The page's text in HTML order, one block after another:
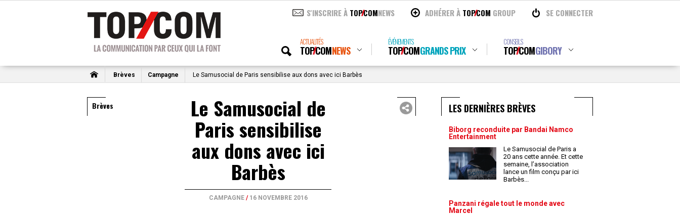
S'INSCRIRE À TOPCOMNEWS ADHÉRER À TOPCOM GROUP SE CONNECTER
ACTUALITÉS
TOPCOMNEWS
ÉVÉNEMENTS
TOPCOMGRANDS PRIX
CONSEILS
TOPCOMGIBORY
Brèves Campagne Le Samusocial de Paris sensibilise aux dons avec ici Barbès
Brèves Le Samusocial de
Paris sensibilise
aux dons avec ici
Barbès
CAMPAGNE/ 16 NOVEMBRE 2016
LES DERNIÈRES BRÈVES
Biborg reconduite par Bandai Namco
Entertainment
Le Samusocial de Paris a
20 ans cette année. Et cette
semaine, l’association
lance un film conçu par ici
Barbès...
Panzani régale tout le monde avec
Marcel